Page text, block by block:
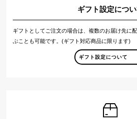
ギフト設定につ
ギフトとしてご注文の場合は、複数のお届け先に
ぶことも可能です。(ギフト対応商品に限ります)
ギフト設定について